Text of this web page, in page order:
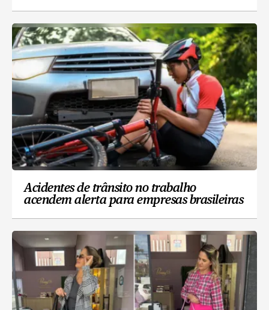
Acidentes de trânsito no trabalho
acendem alerta para empresas brasileiras